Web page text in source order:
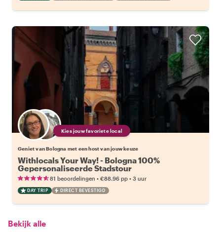
Kies jouw favoriete local
Geniet van Bologna met een host van jouw keuze
Withlocals Your Way! - Bologna 100%
Gepersonaliseerde Stadstour
81 beoordelingen • €88.96 pp • 3 uur
DAY TRIP DIRECT BEVESTIGD
Bekijk alle